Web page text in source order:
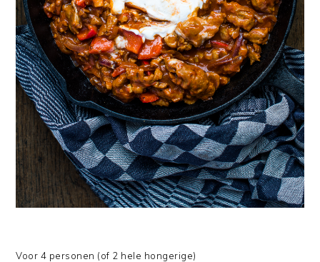
Voor 4 personen (of 2 hele hongerige)